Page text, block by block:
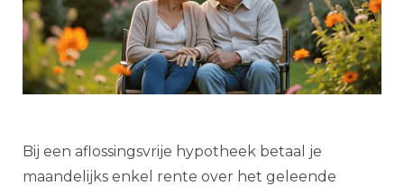
Bij een aflossingsvrije hypotheek betaal je
maandelijks enkel rente over het geleende